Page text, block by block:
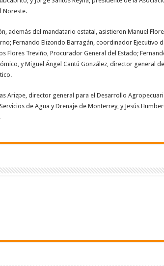
Noreste.
además del mandatario estatal, asistieron Manuel
Fernando Elizondo Barragán, coordinador Ejecutivo
Flores Treviño, Procurador General del Estado;
y Miguel Ángel Cantú González, director general
Arizpe, director general para el Desarrollo
de Agua y Drenaje de Monterrey, y Jesús